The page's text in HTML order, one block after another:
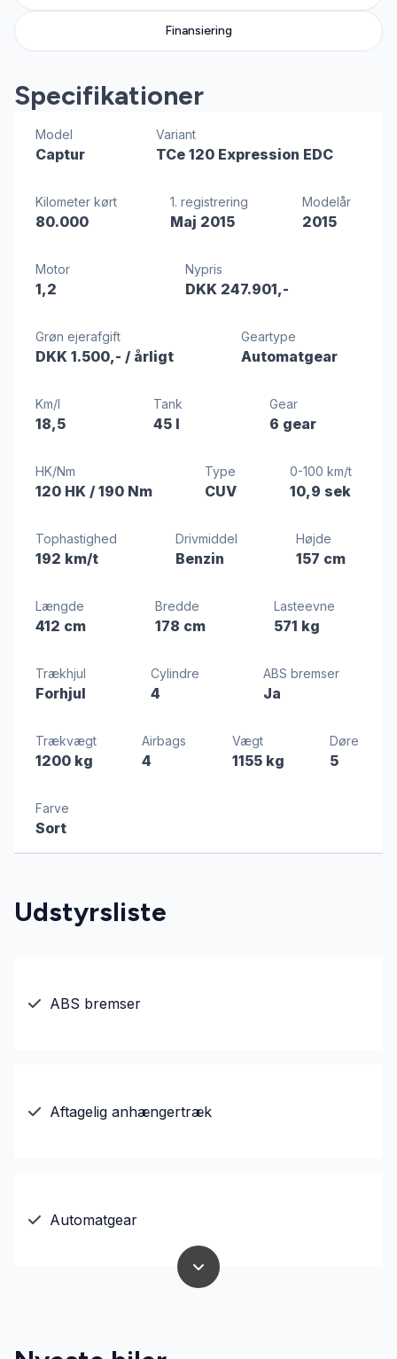
Finansiering
Specifikationer
Model
Captur
Variant
TCe 120 Expression EDC
Kilometer kørt
80.000
1. registrering
Maj 2015
Modelår
2015
Motor
1,2
Nypris
DKK 247.901,-
Grøn ejerafgift
DKK 1.500,- / årligt
Geartype
Automatgear
Km/l
18,5
Tank
45 l
Gear
6 gear
HK/Nm
120 HK / 190 Nm
Type
CUV
0-100 km/t
10,9 sek
Tophastighed
192 km/t
Drivmiddel
Benzin
Højde
157 cm
Længde
412 cm
Bredde
178 cm
Lasteevne
571 kg
Trækhjul
Forhjul
Cylindre
4
ABS bremser
Ja
Trækvægt
1200 kg
Airbags
4
Vægt
1155 kg
Døre
5
Farve
Sort
Udstyrsliste
ABS bremser
Aftagelig anhængertræk
Automatgear